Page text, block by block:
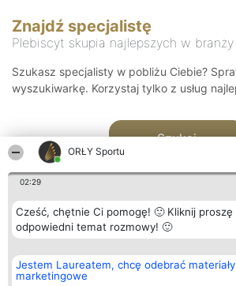
ORŁY Sportu
02:29
Cześć, chętnie Ci pomogę! 🙂 Kliknij proszę
odpowiedni temat rozmowy! 🙂
Jestem Laureatem, chcę odebrać materiały
marketingowe
Znajdź specjalistę
Plebiscyt skupia najlepszych w branży
Szukasz specjalisty w pobliżu Ciebie?
wyszukiwarkę. Korzystaj tylko z usług
Szukaj
Organizator plebiscytu
Bright Side Solutions sp. z o.
o. sp. k.
Plebiscyt
Laureaci